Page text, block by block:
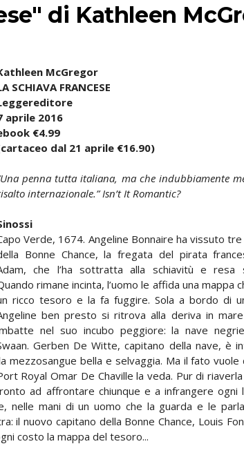
di Kathleen
McGregor
SCHIAVA FRANCESE
aprile 2016
€4.99
dal 21 aprile €16.90)
penna tutta italiana, ma che indubbiamente
internazionale.” Isn’t It Romantic?
Verde, 1674. Angeline Bonnaire ha vissuto
Bonne Chance, la fregata del pirata
che l’ha sottratta alla schiavitù e resa
rimane incinta, l’uomo le affida una mappa
ricco tesoro e la fa fuggire. Sola a bordo di
ben presto si ritrova alla deriva in
nel suo incubo peggiore: la nave
Gerben De Witte, capitano della nave, è
mezzosangue bella e selvaggia. Ma il fato vuole
Royal Omar De Chaville la veda. Pur di
ad affrontare chiunque e a infrangere ogni
nelle mani di un uomo che la guarda e le
il nuovo capitano della Bonne Chance, Louis
costo la mappa del tesoro...